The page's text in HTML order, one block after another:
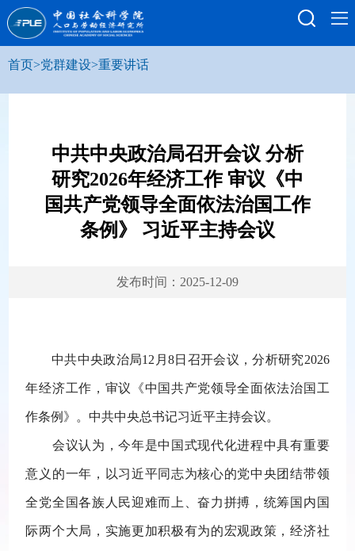
首页>党群建设>重要讲话
中共中央政治局召开会议 分析
研究2026年经济工作 审议《中
国共产党领导全面依法治国工作
条例》 习近平主持会议
发布时间：2025-12-09
中共中央政治局12月8日召开会议，分析研究2026
年经济工作，审议《中国共产党领导全面依法治国工
作条例》。中共中央总书记习近平主持会议。
会议认为，今年是中国式现代化进程中具有重要
意义的一年，以习近平同志为核心的党中央团结带领
全党全国各族人民迎难而上、奋力拼搏，统筹国内国
际两个大局，实施更加积极有为的宏观政策，经济社